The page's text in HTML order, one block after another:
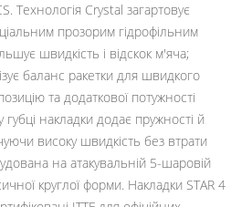
Технологія Crystal загартовує
прозорим гідрофільним
швидкість і відскок м'яча;
баланс ракетки для швидкого
та додаткової потужності
губці накладки додає пружності й
високу швидкість без втрати
на атакувальній 5-шаровій
круглої форми. Накладки STAR 4